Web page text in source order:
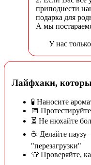
приподнести
подарка для
А мы
У нас
Лайфхаки,
🧪 Наносите
📅
⏳ Не нюхайте
☕ Делайте
"перезагрузки"
👕 Проверяйте,